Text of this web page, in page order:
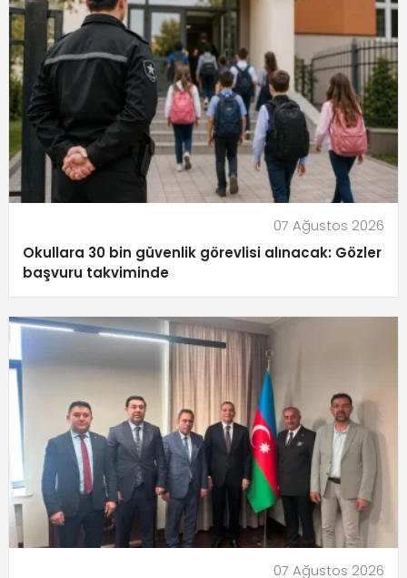
07 Ağustos 2026
Okullara 30 bin güvenlik görevlisi alınacak: Gözler
başvuru takviminde
07 Ağustos 2026